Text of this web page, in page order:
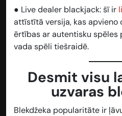
● Live dealer blackjack:šī ir
attīstītā versija, kas apvieno
ērtības ar autentisku spēles
vada spēli tiešraidē.
Desmit visu
uzvaras
Blekdžeka popularitāte ir